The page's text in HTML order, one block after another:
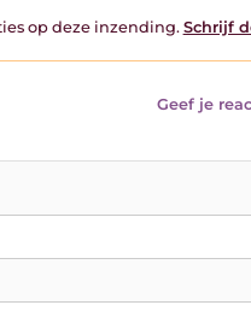
op deze inzending. Schrijf
Geef je